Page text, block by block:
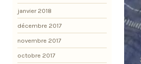
janvier 2018
décembre 2017
novembre 2017
octobre 2017